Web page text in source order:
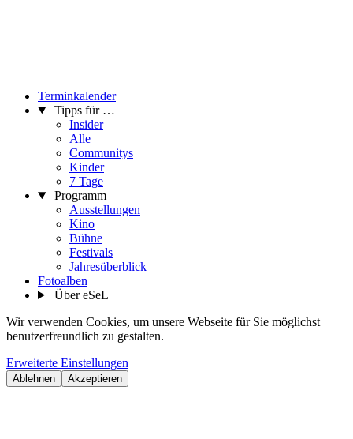
Terminkalender
Tipps für …
Insider
Alle
Communitys
Kinder
7 Tage
Programm
Ausstellungen
Kino
Bühne
Festivals
Jahresüberblick
Fotoalben
Über eSeL
Wir verwenden Cookies, um unsere Webseite für Sie möglichst
benutzerfreundlich zu gestalten.
Erweiterte Einstellungen
Ablehnen Akzeptieren